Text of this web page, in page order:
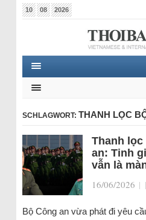
10 08 2026
SCHLAGWORT: THANH LỌC
Thanh lọc
an: Tinh
vẫn là
16/06/2026 | |
Bộ Công an vừa phát đi yêu